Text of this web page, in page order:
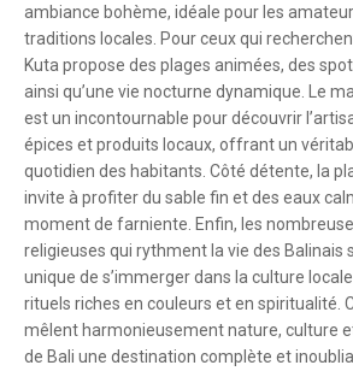
ambiance bohème, idéale pour les
traditions locales. Pour ceux qui
Kuta propose des plages animées, des
ainsi qu’une vie nocturne dynamique. Le
est un incontournable pour découvrir
épices et produits locaux, offrant un
quotidien des habitants. Côté détente, la
invite à profiter du sable fin et des eaux
moment de farniente. Enfin, les
religieuses qui rythment la vie des Balinais
unique de s’immerger dans la culture
rituels riches en couleurs et en spiritualité.
mêlent harmonieusement nature, culture
de Bali une destination complète et